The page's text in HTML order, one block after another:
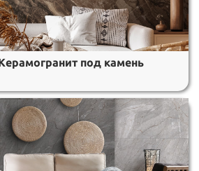
под камень